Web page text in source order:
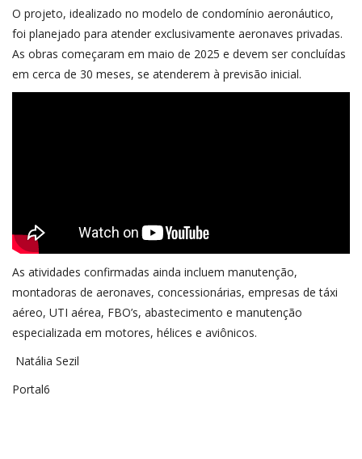
O projeto, idealizado no modelo de condomínio aeronáutico,
foi planejado para atender exclusivamente aeronaves privadas.
As obras começaram em maio de 2025 e devem ser concluídas
em cerca de 30 meses, se atenderem à previsão inicial.
As atividades confirmadas ainda incluem manutenção,
montadoras de aeronaves, concessionárias, empresas de táxi
aéreo, UTI aérea, FBO’s, abastecimento e manutenção
especializada em motores, hélices e aviônicos.
Natália Sezil
Portal6